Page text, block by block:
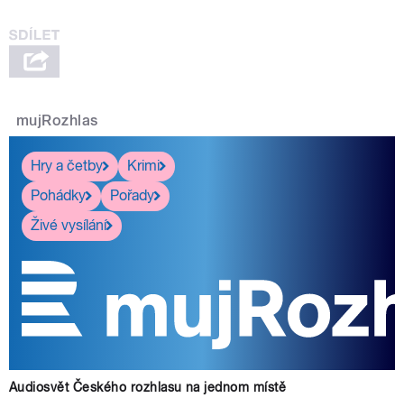
mujRozhlas
Hry a četby
Krimi
Pohádky
Pořady
Živé vysílání
Audiosvět Českého rozhlasu na jednom místě